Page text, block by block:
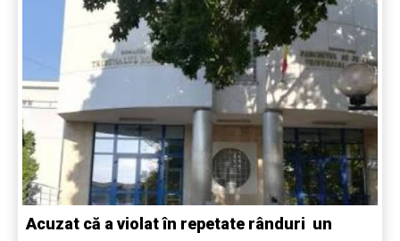
Acuzat că a violat în repetate rânduri un